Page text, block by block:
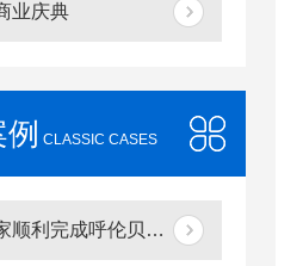
业庆典
CLASSIC CASES
飞机之家顺利完成呼伦贝尔直升机航测作业